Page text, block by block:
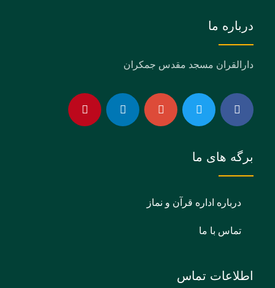
درباره ما
دارالقران مسجد مقدس جمکران
برگه های ما
درباره اداره قرآن و نماز
تماس با ما
اطلاعات تماس